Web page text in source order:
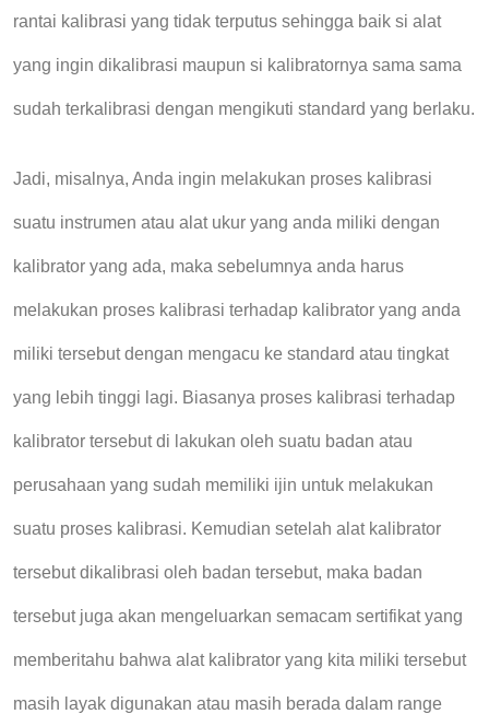
rantai kalibrasi yang tidak terputus sehingga baik si alat
yang ingin dikalibrasi maupun si kalibratornya sama sama
sudah terkalibrasi dengan mengikuti standard yang berlaku.
Jadi, misalnya, Anda ingin melakukan proses kalibrasi
suatu instrumen atau alat ukur yang anda miliki dengan
kalibrator yang ada, maka sebelumnya anda harus
melakukan proses kalibrasi terhadap kalibrator yang anda
miliki tersebut dengan mengacu ke standard atau tingkat
yang lebih tinggi lagi. Biasanya proses kalibrasi terhadap
kalibrator tersebut di lakukan oleh suatu badan atau
perusahaan yang sudah memiliki ijin untuk melakukan
suatu proses kalibrasi. Kemudian setelah alat kalibrator
tersebut dikalibrasi oleh badan tersebut, maka badan
tersebut juga akan mengeluarkan semacam sertifikat yang
memberitahu bahwa alat kalibrator yang kita miliki tersebut
masih layak digunakan atau masih berada dalam range